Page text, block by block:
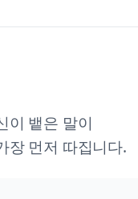
이 뱉은 말이
장 먼저 따집니다.